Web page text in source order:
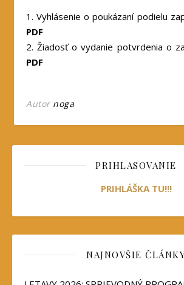
1.Vyhlásenie o poukázaní podielu
PDF
2.Žiadosť o vydanie potvrdenia o
PDF
Autor noga
PRIHLASOVANIE
PRIHLÁŠKA TU!!!
NAJNOVŠIE